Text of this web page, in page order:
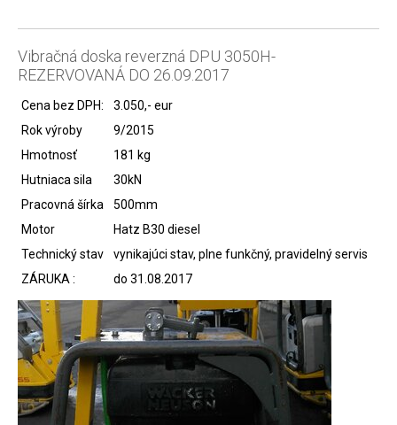
Vibračná doska reverzná DPU 3050H-
REZERVOVANÁ DO 26.09.2017
Cena bez DPH:
3.050,- eur
Rok výroby
9/2015
Hmotnosť
181 kg
Hutniaca sila
30kN
Pracovná šírka
500mm
Motor
Hatz B30 diesel
Technický stav
vynikajúci stav, plne funkčný, pravidelný servis
ZÁRUKA :
do 31.08.2017